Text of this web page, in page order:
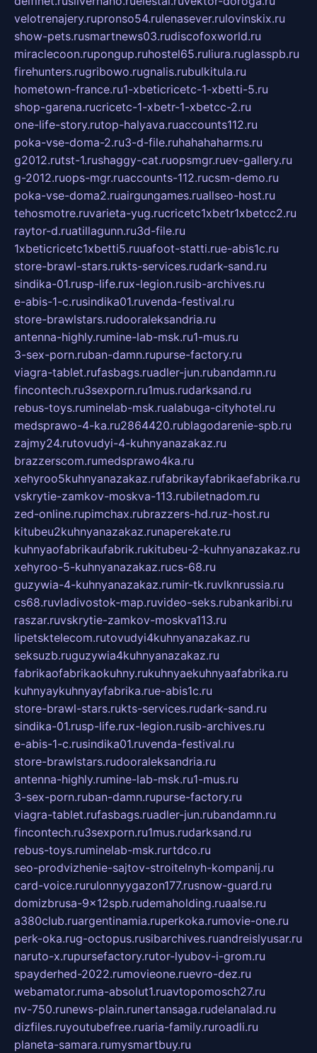
velotrenajery.rupronso54.rulenasever.rulovinskix.ru
show-pets.rusmartnews03.rudiscofoxworld.ru
miraclecoon.rupongup.ruhostel65.ruliura.ruglasspb.ru
firehunters.rugribowo.rugnalis.rubulkitula.ru
hometown-france.ru1-xbeticricetc-1-xbetti-5.ru
shop-garena.rucricetc-1-xbetr-1-xbetcc-2.ru
one-life-story.rutop-halyava.ruaccounts112.ru
poka-vse-doma-2.ru3-d-file.ruhahahaharms.ru
g2012.rutst-1.rushaggy-cat.ruopsmgr.ruev-gallery.ru
g-2012.ruops-mgr.ruaccounts-112.rucsm-demo.ru
poka-vse-doma2.ruairgungames.ruallseo-host.ru
tehosmotre.ruvarieta-yug.rucricetc1xbetr1xbetcc2.ru
raytor-d.ruatillagunn.ru3d-file.ru
1xbeticricetc1xbetti5.ruuafoot-statti.rue-abis1c.ru
store-brawl-stars.rukts-services.rudark-sand.ru
sindika-01.rusp-life.rux-legion.rusib-archives.ru
e-abis-1-c.rusindika01.ruvenda-festival.ru
store-brawlstars.rudooraleksandria.ru
antenna-highly.rumine-lab-msk.ru1-mus.ru
3-sex-porn.ruban-damn.rupurse-factory.ru
viagra-tablet.rufasbags.ruadler-jun.rubandamn.ru
fincontech.ru3sexporn.ru1mus.rudarksand.ru
rebus-toys.ruminelab-msk.rualabuga-cityhotel.ru
medsprawo-4-ka.ru2864420.rublagodarenie-spb.ru
zajmy24.rutovudyi-4-kuhnyanazakaz.ru
brazzerscom.rumedsprawo4ka.ru
xehyroo5kuhnyanazakaz.rufabrikayfabrikaefabrika.ru
vskrytie-zamkov-moskva-113.rubiletnadom.ru
zed-online.rupimchax.rubrazzers-hd.ruz-host.ru
kitubeu2kuhnyanazakaz.runaperekate.ru
kuhnyaofabrikaufabrik.rukitubeu-2-kuhnyanazakaz.ru
xehyroo-5-kuhnyanazakaz.rucs-68.ru
guzywia-4-kuhnyanazakaz.rumir-tk.ruvlknrussia.ru
cs68.ruvladivostok-map.ruvideo-seks.rubankaribi.ru
raszar.ruvskrytie-zamkov-moskva113.ru
lipetsktelecom.rutovudyi4kuhnyanazakaz.ru
seksuzb.ruguzywia4kuhnyanazakaz.ru
fabrikaofabrikaokuhny.rukuhnyaekuhnyaafabrika.ru
kuhnyaykuhnyayfabrika.rue-abis1c.ru
store-brawl-stars.rukts-services.rudark-sand.ru
sindika-01.rusp-life.rux-legion.rusib-archives.ru
e-abis-1-c.rusindika01.ruvenda-festival.ru
store-brawlstars.rudooraleksandria.ru
antenna-highly.rumine-lab-msk.ru1-mus.ru
3-sex-porn.ruban-damn.rupurse-factory.ru
viagra-tablet.rufasbags.ruadler-jun.rubandamn.ru
fincontech.ru3sexporn.ru1mus.rudarksand.ru
rebus-toys.ruminelab-msk.rurtdco.ru
seo-prodvizhenie-sajtov-stroitelnyh-kompanij.ru
card-voice.rurulonnyygazon177.rusnow-guard.ru
domizbrusa-9x12spb.rudemaholding.ruaalse.ru
a380club.ruargentinamia.ruperkoka.rumovie-one.ru
perk-oka.rug-octopus.rusibarchives.ruandreislyusar.ru
naruto-x.rupursefactory.rutor-lyubov-i-grom.ru
spayderhed-2022.rumovieone.ruevro-dez.ru
webamator.ruma-absolut1.ruavtopomosch27.ru
nv-750.runews-plain.runertansaga.rudelanalad.ru
dizfiles.ruyoutubefree.ruaria-family.ruroadli.ru
planeta-samara.rumysmartbuy.ru